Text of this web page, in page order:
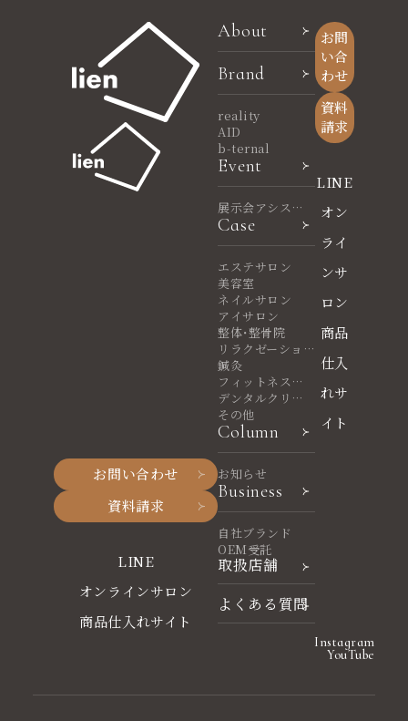
お問い合わせ
資料請求
LINE
オンラインサロン
商品仕入れサイト
About
Brand
reality
AID
b-ternal
Event
展示会アシスタ
ント
Case
エステサロン
美容室
ネイルサロン
アイサロン
整体・整骨院
リラクゼーショ
ンサロン
鍼灸
フィットネスヨ
ガ
デンタルクリニ
ック
その他
Column
お知らせ
Business
自社ブランド
OEM受託
取扱店舗
よくある質問
お問
い合
わせ
資料
請求
LINE
オン
ライ
ンサ
ロン
商品
仕入
れサ
イト
Instagram
YouTube